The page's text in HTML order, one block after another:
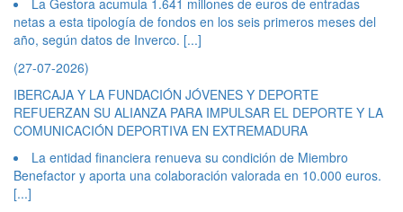
La Gestora acumula 1.641 millones de euros de entradas
netas a esta tipología de fondos en los seis primeros meses del
año, según datos de Inverco. [...]
(27-07-2026)
IBERCAJA Y LA FUNDACIÓN JÓVENES Y DEPORTE
REFUERZAN SU ALIANZA PARA IMPULSAR EL DEPORTE Y LA
COMUNICACIÓN DEPORTIVA EN EXTREMADURA
La entidad financiera renueva su condición de Miembro
Benefactor y aporta una colaboración valorada en 10.000 euros.
[...]